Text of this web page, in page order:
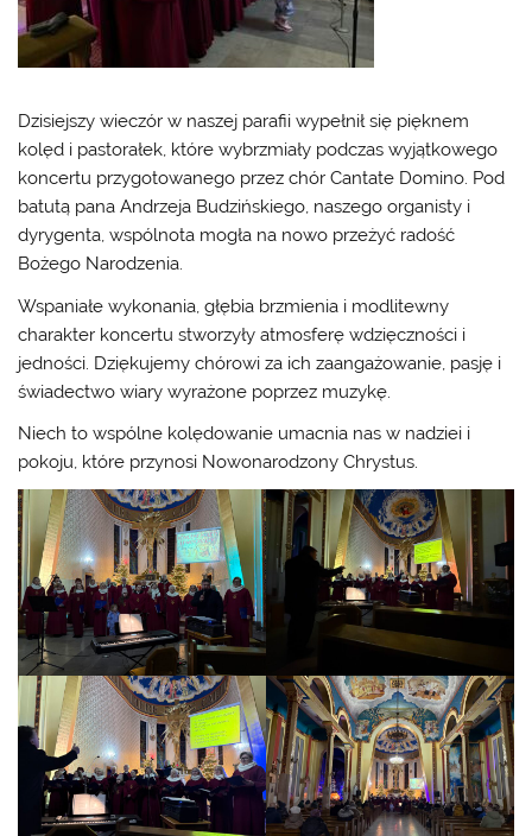
Dzisiejszy wieczór w naszej parafii wypełnił się pięknem
kolęd i pastorałek, które wybrzmiały podczas wyjątkowego
koncertu przygotowanego przez chór Cantate Domino. Pod
batutą pana Andrzeja Budzińskiego, naszego organisty i
dyrygenta, wspólnota mogła na nowo przeżyć radość
Bożego Narodzenia.
Wspaniałe wykonania, głębia brzmienia i modlitewny
charakter koncertu stworzyły atmosferę wdzięczności i
jedności. Dziękujemy chórowi za ich zaangażowanie, pasję i
świadectwo wiary wyrażone poprzez muzykę.
Niech to wspólne kolędowanie umacnia nas w nadziei i
pokoju, które przynosi Nowonarodzony Chrystus.